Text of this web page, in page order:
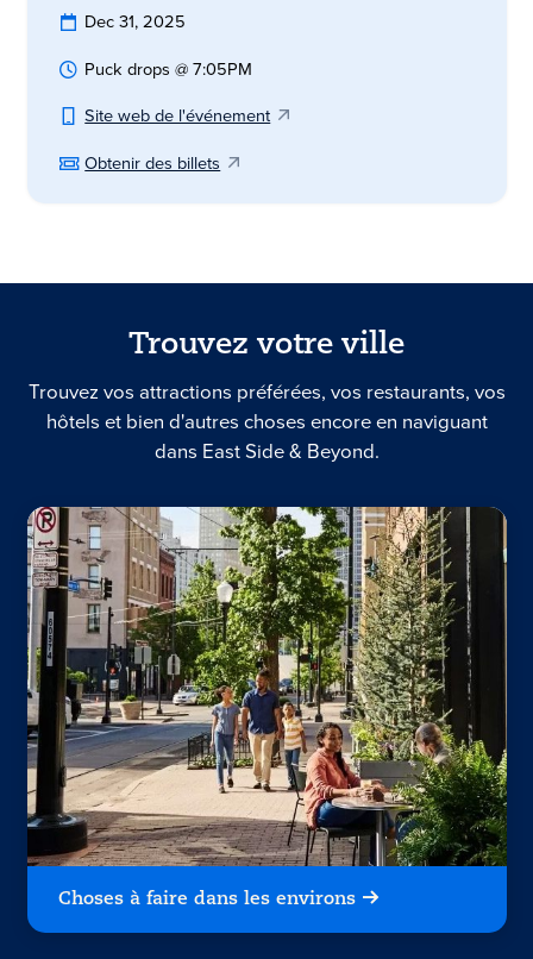
Dec 31, 2025
Puck drops @ 7:05PM
Site web de l'événement
Obtenir des billets
Trouvez votre ville
Trouvez vos attractions préférées, vos restaurants, vos
hôtels et bien d'autres choses encore en naviguant
dans East Side & Beyond.
Choses à faire dans les environs